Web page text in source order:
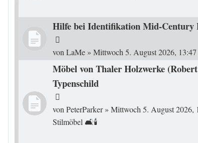
Hilfe bei Identifikation Mid-Century
vonLaMe » Mittwoch 5. August 2026, 13:47
Möbel von Thaler Holzwerke
Typenschild
von PeterParker» Mittwoch 5. August 2026,
Stilmöbel 🛋️🕯️